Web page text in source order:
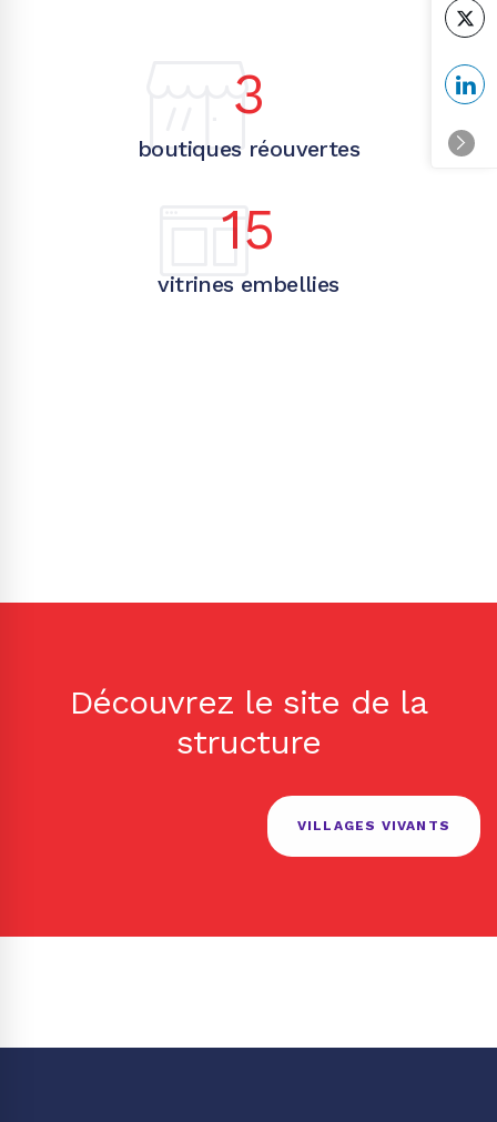
3
boutiques réouvertes
15
vitrines embellies
Découvrez le site de la
structure
VILLAGES VIVANTS